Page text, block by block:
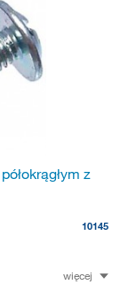
z
10145
więcej